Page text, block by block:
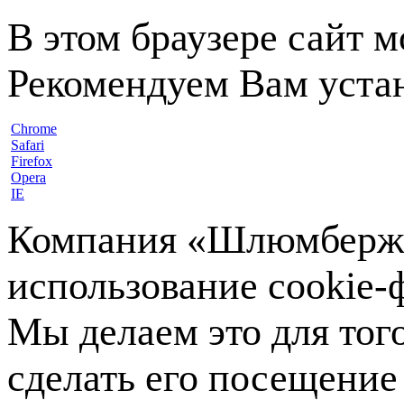
В этом браузере сайт
Рекомендуем Вам
Chrome
Safari
Firefox
Opera
IE
Компания
использование
Мы делаем это для
сделать его